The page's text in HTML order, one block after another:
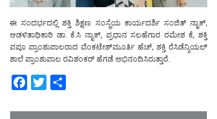
ಈ ಸಂದರ್ಭದಲ್ಲಿ ಶಕ್ತಿ ಶಿಕ್ಷಣ ಸಂಸ್ಥೆಯ ಕಾರ್ಯದರ್ಶಿ ಸಂಜಿತ್ ನಾೖಕ್‌,
ಆಡಳಿತಾಧಿಕಾರಿ ಡಾ. ಕೆ.ಸಿ ನಾೖಕ್‌, ಪ್ರಧಾನ ಸಲಹೆಗಾರ ರಮೇಶ ಕೆ, ಶಕ್ತಿ
ಪಪೂ ಪ್ರಾಂಶುಪಾಲರಾದ ವೆಂಕಟೇಶ್‌ಮೂರ್ತಿ ಹೆಚ್, ಶಕ್ತಿ ರೆಸಿಡೆನ್ಶಿಯಲ್
ಶಾಲೆ ಪ್ರಾಂಶುಪಾಲ ರವಿಶಂಕರ್ ಹೆಗಡೆ ಅಭಿನಂದಿಸಿರುತ್ತಾರೆ.
Facebook
Twitter